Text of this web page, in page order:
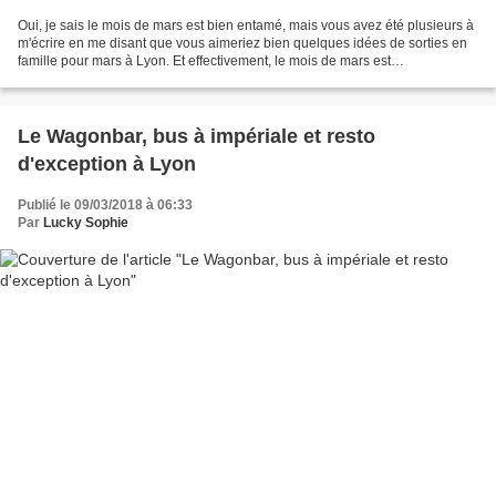
Oui, je sais le mois de mars est bien entamé, mais vous avez été plusieurs à
m'écrire en me disant que vous aimeriez bien quelques idées de sorties en
famille pour mars à Lyon. Et effectivement, le mois de mars est
Le Wagonbar, bus à impériale et resto
d'exception à Lyon
Publié le 09/03/2018 à 06:33
Par Lucky Sophie